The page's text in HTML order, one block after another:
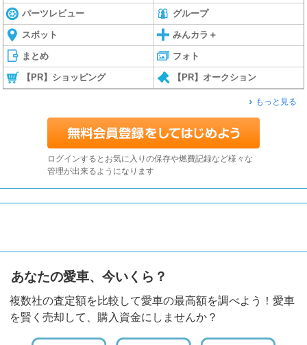
パーツレビュー グループ
スポット みんカラ＋
まとめ フォト
【PR】ショッピング 【PR】オークション
もっと見る
ログインするとお気に入りの保存や燃費記録など様々な
管理が出来るようになります
あなたの愛車、今いくら？
複数社の査定額を比較して愛車の最高額を調べよう！愛車
を賢く売却して、購入資金にしませんか？